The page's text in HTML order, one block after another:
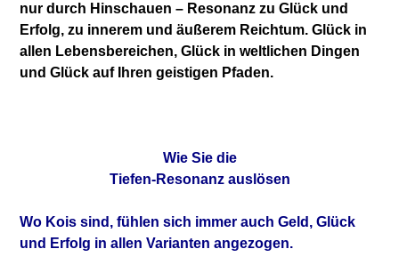
nur durch Hinschauen – Resonanz zu Glück und
Erfolg, zu innerem und äußerem Reichtum. Glück in
allen Lebensbereichen, Glück in weltlichen Dingen
und Glück auf Ihren geistigen Pfaden.
Wie Sie die
Tiefen-Resonanz auslösen
Wo Kois sind, fühlen sich immer auch Geld, Glück
und Erfolg in allen Varianten angezogen.